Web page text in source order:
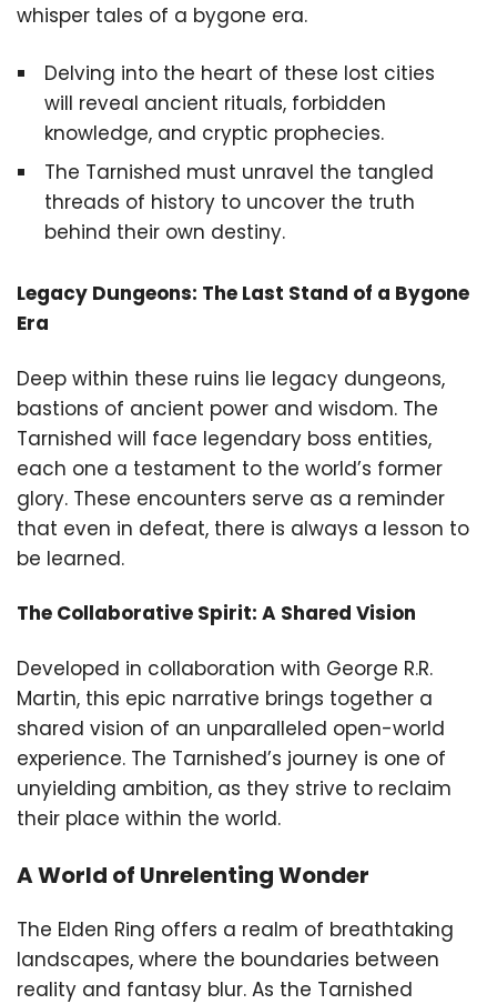
whisper tales of a bygone era.
Delving into the heart of these lost cities
will reveal ancient rituals, forbidden
knowledge, and cryptic prophecies.
The Tarnished must unravel the tangled
threads of history to uncover the truth
behind their own destiny.
Legacy Dungeons: The Last Stand of a Bygone
Era
Deep within these ruins lie legacy dungeons,
bastions of ancient power and wisdom. The
Tarnished will face legendary boss entities,
each one a testament to the world’s former
glory. These encounters serve as a reminder
that even in defeat, there is always a lesson to
be learned.
The Collaborative Spirit: A Shared Vision
Developed in collaboration with George R.R.
Martin, this epic narrative brings together a
shared vision of an unparalleled open-world
experience. The Tarnished’s journey is one of
unyielding ambition, as they strive to reclaim
their place within the world.
A World of Unrelenting Wonder
The Elden Ring offers a realm of breathtaking
landscapes, where the boundaries between
reality and fantasy blur. As the Tarnished